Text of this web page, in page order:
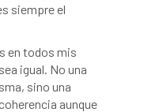
siempre el
en todos mis
igual. No una
sino una
aunque